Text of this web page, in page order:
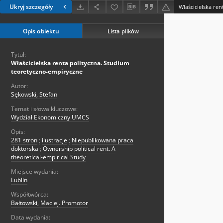
Ukryj szczegóły
Opis obiektu Lista plików
Tytuł:
Właścicielska renta polityczna. Studium
teoretyczno-empiryczne
Autor:
Sękowski, Stefan
Temat i słowa kluczowe:
Wydział Ekonomiczny UMCS
Opis:
281 stron ; ilustracje ; Niepublikowana praca
doktorska ; Ownership political rent. A
theoretical-empirical Study
Miejsce wydania:
Lublin
Współtwórca:
Bałtowski, Maciej. Promotor
Data wydania: